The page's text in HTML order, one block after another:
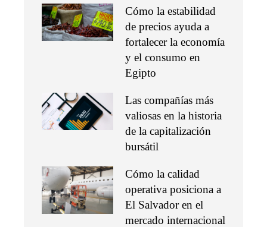
Cómo la estabilidad
de precios ayuda a
fortalecer la economía
y el consumo en
Egipto
Las compañías más
valiosas en la historia
de la capitalización
bursátil
Cómo la calidad
operativa posiciona a
El Salvador en el
mercado internacional